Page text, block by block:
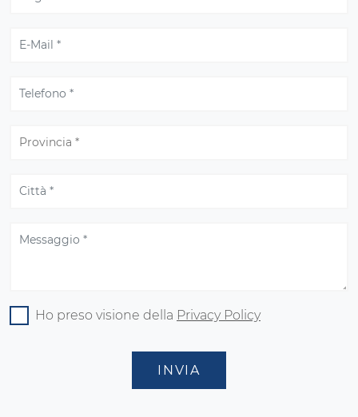
Ho preso visione della Privacy Policy
INVIA